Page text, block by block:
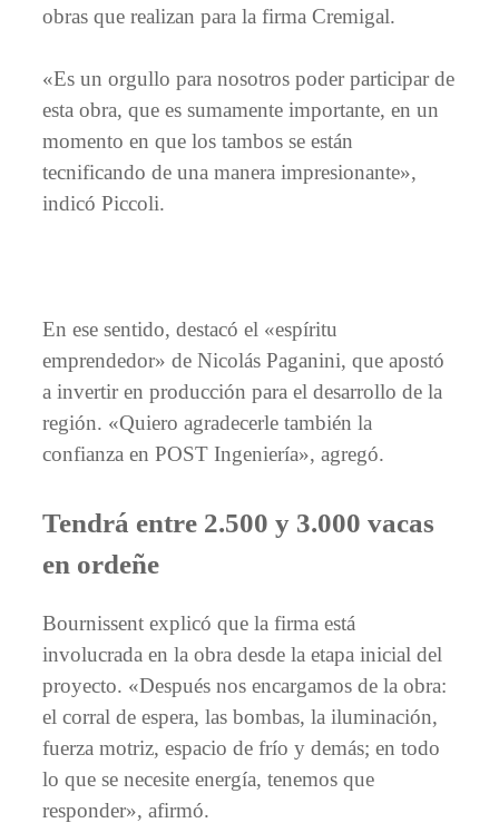
obras que realizan para la firma Cremigal.
«Es un orgullo para nosotros poder participar de
esta obra, que es sumamente importante, en un
momento en que los tambos se están
tecnificando de una manera impresionante»,
indicó Piccoli.
En ese sentido, destacó el «espíritu
emprendedor» de Nicolás Paganini, que apostó
a invertir en producción para el desarrollo de la
región. «Quiero agradecerle también la
confianza en POST Ingeniería», agregó.
Tendrá entre 2.500 y 3.000 vacas
en ordeñe
Bournissent explicó que la firma está
involucrada en la obra desde la etapa inicial del
proyecto. «Después nos encargamos de la obra:
el corral de espera, las bombas, la iluminación,
fuerza motriz, espacio de frío y demás; en todo
lo que se necesite energía, tenemos que
responder», afirmó.